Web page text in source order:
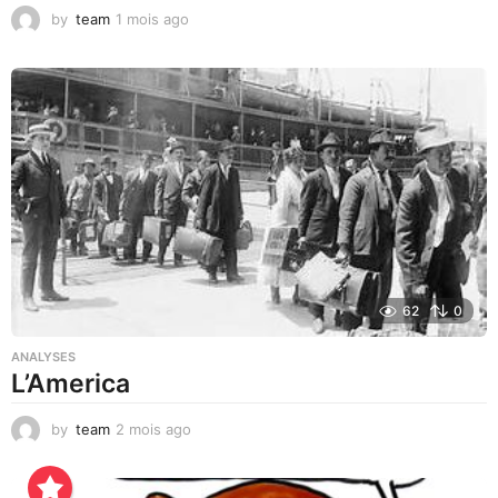
by team 1 mois ago
i
s
g
o
62 0
ANALYSES
L’America
by team 2 mois ago